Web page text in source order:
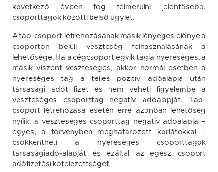
következő évben fog felmerülni jelentősebb,
csoporttagok közötti belső ügylet.
A tao-csoport létrehozásának másik lényeges előnye a
csoporton belüli veszteség felhasználásának a
lehetősége. Ha a cégcsoport egyik tagja nyereséges, a
másik viszont veszteséges, akkor normál esetben a
nyereséges tag a teljes pozitív adóalapja után
társasági adót fizet és nem veheti figyelembe a
veszteséges csoporttag negatív adóalapját. Tao-
csoport létrehozása esetén erre azonban lehetőség
nyílik: a veszteséges csoporttag negatív adóalapja –
egyes, a törvényben meghatározott korlátokkal –
csökkentheti a nyereséges csoporttagok
társaságiadó-alapját és ezáltal az egész csoport
adófizetési kötelezettségét.